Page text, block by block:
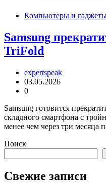
Компьютеры и
Samsung
TriFold
expertspeak
03.05.2026
0
Samsung готовится
складного смартфона с
менее чем через три
Поиск
Свежие записи